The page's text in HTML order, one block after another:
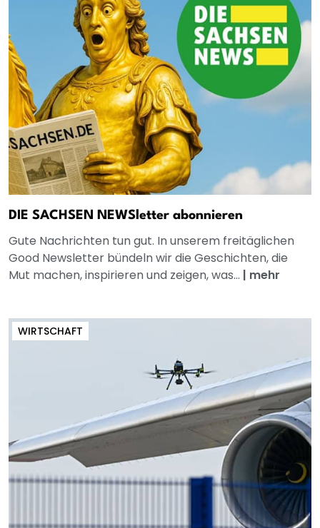
DIE SACHSEN NEWSletter abonnieren
Gute Nachrichten tun gut. In unserem freitäglichen
Good Newsletter bündeln wir die Geschichten, die
Mut machen, inspirieren und zeigen, was... | mehr
WIRTSCHAFT